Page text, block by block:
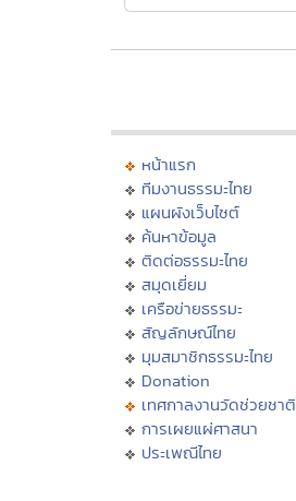
หน้าแรก
ทีมงานธรรมะไทย
แผนผังเว็บไซต์
ค้นหาข้อมูล
ติดต่อธรรมะไทย
สมุดเยี่ยม
เครือข่ายธรรมะ
สัญลักษณ์ไทย
มุมสมาชิกธรรมะไทย
Donation
เทศกาลงานวัดช่วยชาติ
การเผยแผ่ศาสนา
ประเพณีไทย